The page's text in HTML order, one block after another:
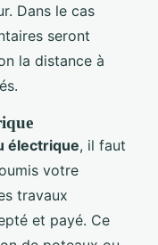
Dans le cas
seront
la distance à
électrique, il faut
votre
travaux
et payé. Ce